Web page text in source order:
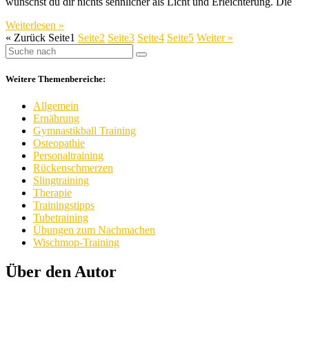
Weiterlesen »
« Zurück Seite1 Seite2 Seite3 Seite4 Seite5 Weiter »
Weitere Themenbereiche:
Allgemein
Ernährung
Gymnastikball Training
Osteopathie
Personaltraining
Rückenschmerzen
Slingtraining
Therapie
Trainingstipps
Tubetraining
Übungen zum Nachmachen
Wischmop-Training
Über den Autor